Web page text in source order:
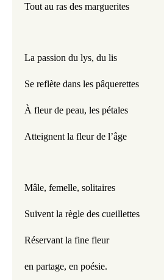
Tout au ras des marguerites
La passion du lys, du lis
Se reflète dans les pâquerettes
À fleur de peau, les pétales
Atteignent la fleur de l’âge
Mâle, femelle, solitaires
Suivent la règle des cueillettes
Réservant la fine fleur
en partage, en poésie.